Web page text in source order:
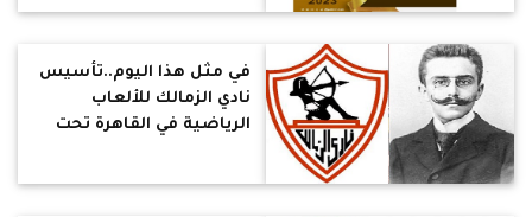
في مثل هذا اليوم..تأسيس
نادي الزمالك للألعاب
الرياضية في القاهرة تحت